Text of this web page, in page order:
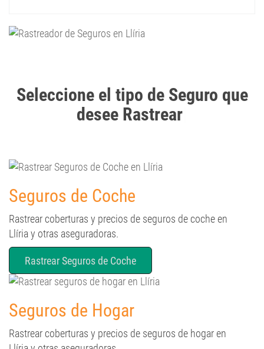
R|
Seguros de Coche
Rastrear coberturas y precios de seguros de coche en
Llíria y otras aseguradoras.
Rastrear Seguros de Coche
Seguros de Hogar
Rastrear coberturas y precios de seguros de hogar en
Llíria y otras aseguradoras.